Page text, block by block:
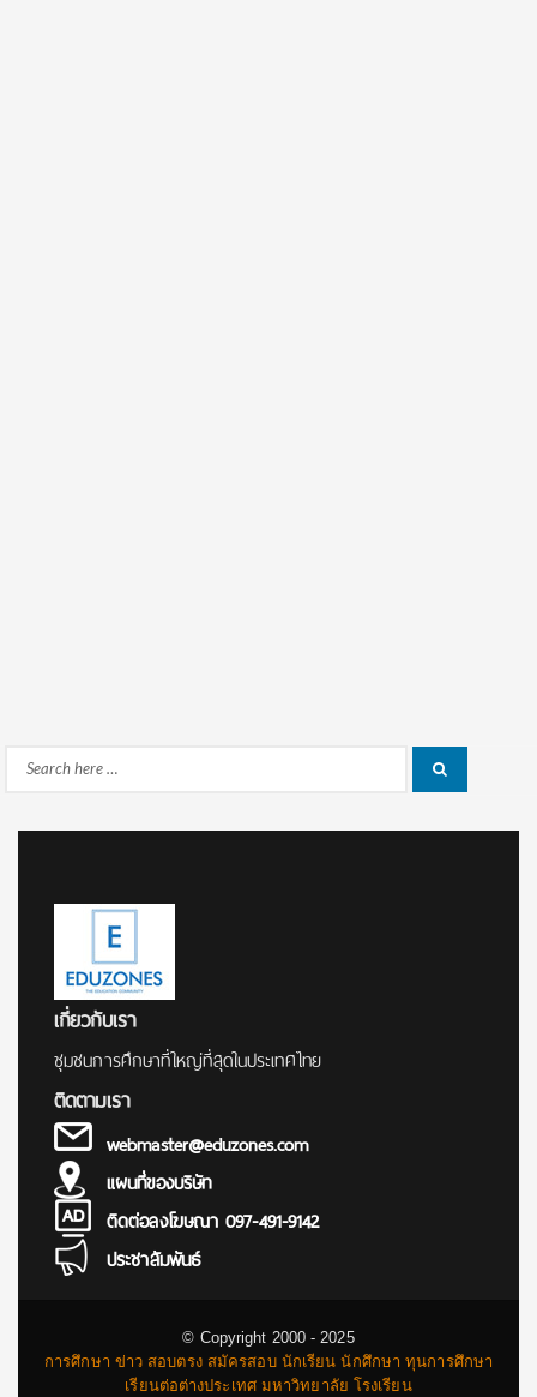
Search
เกี่ยวกับเรา
ชุมชนการศึกษาที่ใหญ่ที่สุดในประเทศไทย
ติดตามเรา
webmaster@eduzones.com
แผนที่ของบริษัท
ติดต่อลงโฆษณา 097-491-9142
ประชาสัมพันธ์
© Copyright 2000 - 2025
การศึกษา ข่าว สอบตรง สมัครสอบ นักเรียน นักศึกษา ทุนการศึกษา
เรียนต่อต่างประเทศ มหาวิทยาลัย โรงเรียน